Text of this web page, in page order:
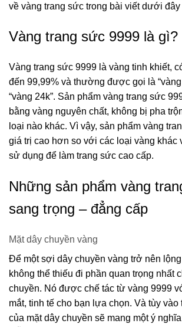
về vàng trang sức trong bài viết dưới đây
Vàng trang sức 9999 là gì?
Vàng trang sức 9999 là vàng tinh khiết,
đến 99,99% và thường được gọi là
“vàng 24k”. Sản phẩm vàng trang sức
bằng vàng nguyên chất, không bị pha
loại nào khác. Vì vậy, sản phẩm vàng
giá trị cao hơn so với các loại vàng
sử dụng để làm trang sức cao cấp.
Những sản phẩm vàng
sang trọng – đẳng cấp
Mặt dây chuyền vàng
Để một sợi dây chuyền vàng trở nên
không thể thiếu đi phần quan trọng nhất
chuyền. Nó được chế tác từ vàng 9999
mắt, tinh tế cho bạn lựa chọn. Và tùy
của mặt dây chuyền sẽ mang một ý